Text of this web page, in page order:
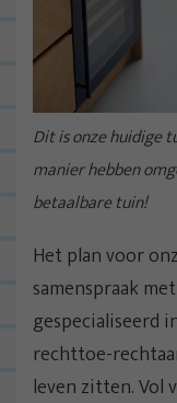
Dit is onze huidige
manier hebben
betaalbare tuin!
Het plan voor
samenspraak
gespecialiseerd
rechttoe-
leven zitten. Vol